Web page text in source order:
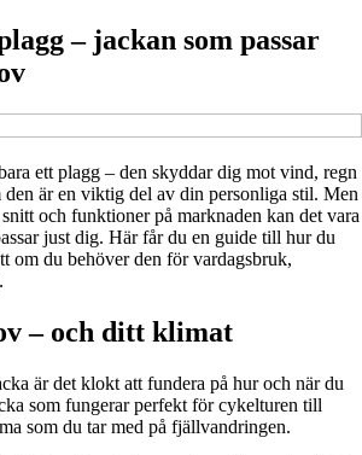
– jackan som passar
ett plagg – den skyddar dig mot vind, regn
är en viktig del av din personliga stil. Men
och funktioner på marknaden kan det vara
just dig. Här får du en guide till hur du
om du behöver den för vardagsbruk,
– och ditt klimat
är det klokt att fundera på hur och när du
som fungerar perfekt för cykelturen till
som du tar med på fjällvandringen.